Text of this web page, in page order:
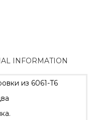
INFORMATION
из 6061-T6